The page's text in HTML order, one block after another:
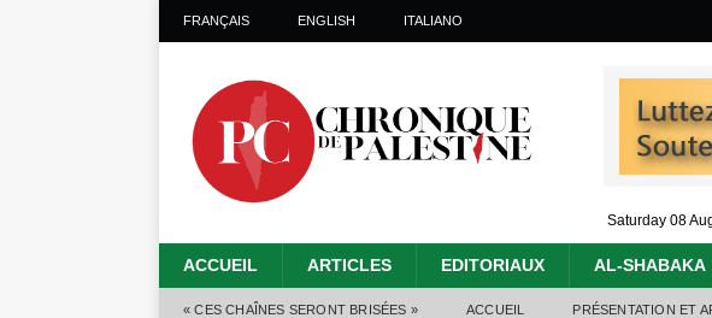
FRANÇAIS ENGLISH ITALIANO
Saturday 08
ACCUEIL ARTICLES EDITORIAUX AL-SHABAKA
« CES CHAÎNES SERONT BRISÉES » ACCUEIL PRÉSENTATION ET